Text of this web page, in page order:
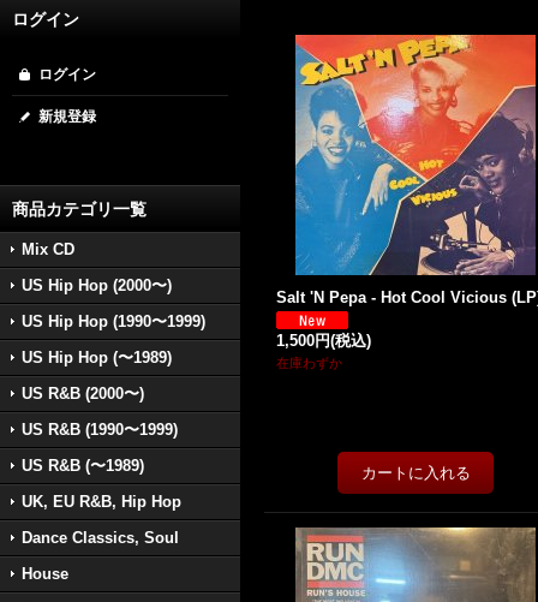
ログイン
ログイン
新規登録
商品カテゴリ一覧
Mix CD
US Hip Hop (2000〜)
US Hip Hop (1990〜1999)
US Hip Hop (〜1989)
US R&B (2000〜)
US R&B (1990〜1999)
US R&B (〜1989)
UK, EU R&B, Hip Hop
Dance Classics, Soul
House
Salt 'N Pepa - Hot Cool Vicious
1,500円(税込)
在庫わずか